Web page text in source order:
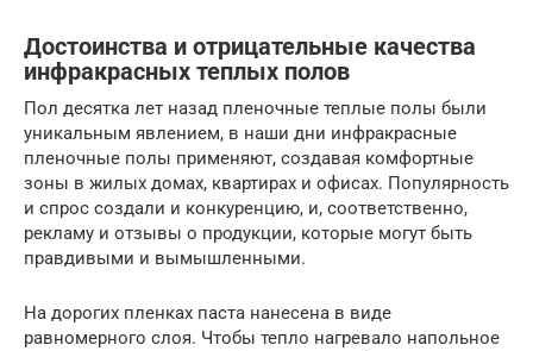
Достоинства и отрицательные качества
инфракрасных теплых полов
Пол десятка лет назад пленочные теплые полы были
уникальным явлением, в наши дни инфракрасные
пленочные полы применяют, создавая комфортные
зоны в жилых домах, квартирах и офисах. Популярность
и спрос создали и конкуренцию, и, соответственно,
рекламу и отзывы о продукции, которые могут быть
правдивыми и вымышленными.
На дорогих пленках паста нанесена в виде
равномерного слоя. Чтобы тепло нагревало напольное